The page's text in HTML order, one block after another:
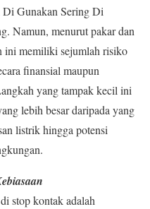
Di Gunakan Sering Di
Namun, menurut pakar dan
ini memiliki sejumlah risiko
finansial maupun
yang tampak kecil ini
lebih besar daripada yang
listrik hingga potensi
stop kontak adalah